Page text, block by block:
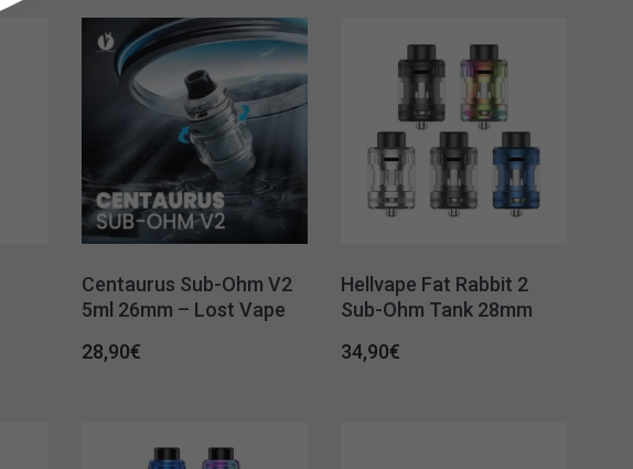
Centaurus Sub-Ohm V2
5ml 26mm – Lost Vape
28,90€
Hellvape Fat Rabbit 2
Sub-Ohm Tank 28mm
34,90€